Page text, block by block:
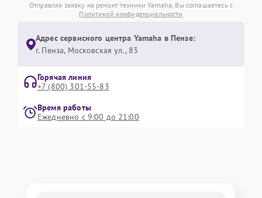
Отправляя заявку на ремонт техники Yamaha, Вы соглашаетесь с
Политикой конфиденциальности
Адрес сервисного центра Yamaha в Пензе:
г. Пенза, Московская ул., 83
Горячая линия
+7 (800) 301-55-83
Время работы
Ежедневно с 9:00 до 21:00